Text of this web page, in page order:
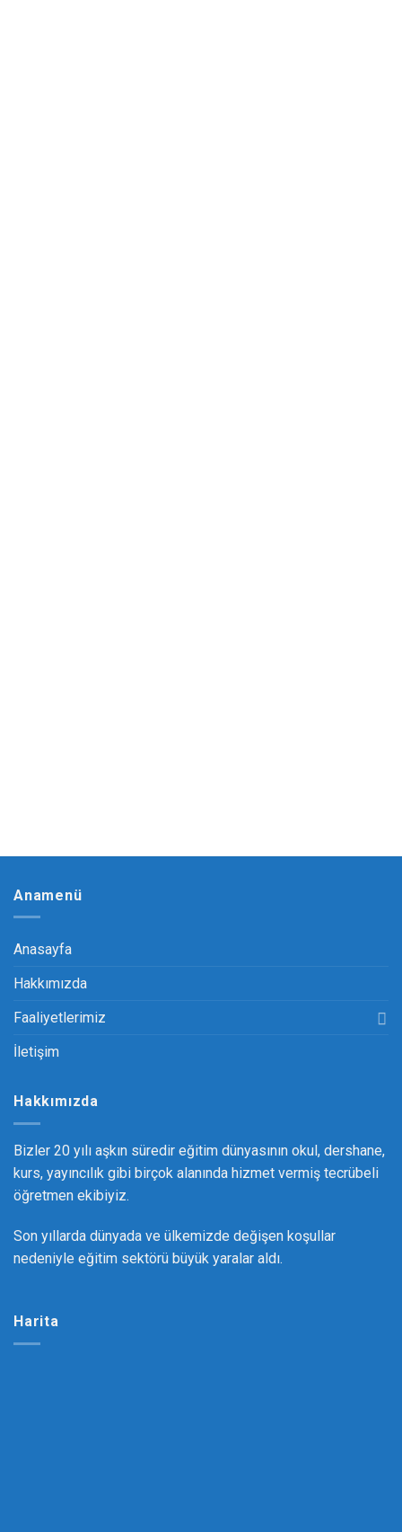
Anamenü
Anasayfa
Hakkımızda
Faaliyetlerimiz
İletişim
Hakkımızda
Bizler 20 yılı aşkın süredir eğitim dünyasının okul, dershane,
kurs, yayıncılık gibi birçok alanında hizmet vermiş tecrübeli
öğretmen ekibiyiz.
Son yıllarda dünyada ve ülkemizde değişen koşullar
nedeniyle eğitim sektörü büyük yaralar aldı.
Harita